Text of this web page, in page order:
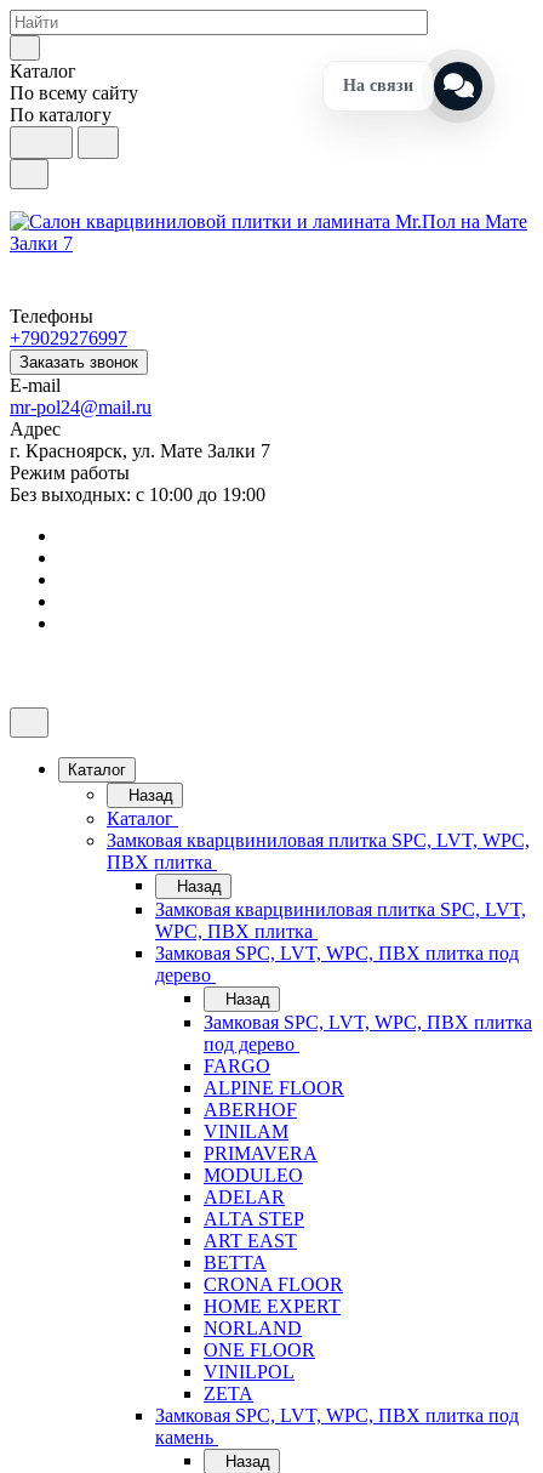
Каталог
По всему сайту
По каталогу
Телефоны
+79029276997
Заказать звонок
E-mail
mr-pol24@mail.ru
Адрес
г. Красноярск, ул. Мате Залки 7
Режим работы
Без выходных: с 10:00 до 19:00
Каталог
Назад
Каталог
Замковая кварцвиниловая плитка SPC, LVT, WPC,
ПВХ плитка
Назад
Замковая кварцвиниловая плитка SPC, LVT,
WPC, ПВХ плитка
Замковая SPC, LVT, WPC, ПВХ плитка под
дерево
Назад
Замковая SPC, LVT, WPC, ПВХ плитка
под дерево
FARGO
ALPINE FLOOR
ABERHOF
VINILAM
PRIMAVERA
MODULEO
ADELAR
ALTA STEP
ART EAST
BETTA
CRONA FLOOR
HOME EXPERT
NORLAND
ONE FLOOR
VINILPOL
ZETA
Замковая SPC, LVT, WPC, ПВХ плитка под
камень
Назад
На связи